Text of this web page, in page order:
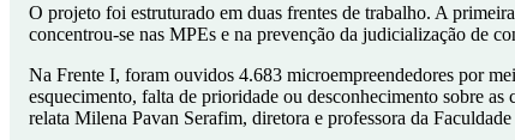
O projeto foi estruturado em duas frentes de trabalho. A
concentrou-se nas MPEs e na prevenção da judicialização de
Na Frente I, foram ouvidos 4.683 microempreendedores por
esquecimento, falta de prioridade ou desconhecimento sobre
relata Milena Pavan Serafim, diretora e professora da